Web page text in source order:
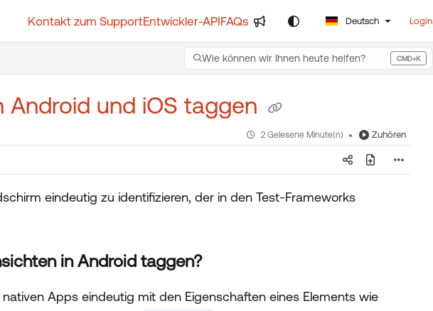
Kontakt zum SupportEntwickler-APIFAQs Deutsch Login
Wie können wir Ihnen heute helfen? CMD+K
Press CMD+K to open search
Android und iOS taggen
2 Gelesene Minute(n) Zuhören
eindeutig zu identifizieren, der in den Test-Frameworks
in Android taggen?
Apps eindeutig mit den Eigenschaften eines Elements wie